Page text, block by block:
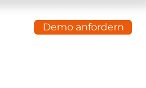
Demo anfordern